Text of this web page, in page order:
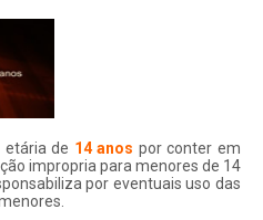
etária de 14 anos por conter em
impropria para menores de 14
por eventuais uso das